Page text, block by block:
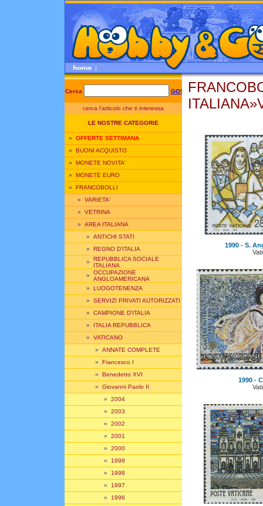
Cerca GO!
cerca l'articolo che ti interessa
LE NOSTRE CATEGORIE
» OFFERTE SETTIMANA
» BUONI ACQUISTO
» MONETE NOVITA'
» MONETE EURO
» FRANCOBOLLI
» VARIETA'
» VETRINA
» AREA ITALIANA
» ANTICHI STATI
» REGNO D'ITALIA
» REPUBBLICA SOCIALE
ITALIANA
» OCCUPAZIONE
ANGLOAMERICANA
» LUOGOTENENZA
» SERVIZI PRIVATI AUTORIZZATI
» CAMPIONE D'ITALIA
» ITALIA REPUBBLICA
» VATICANO
» ANNATE COMPLETE
» Francesco I
» Benedetto XVI
» Giovanni Paolo II
» 2004
» 2003
» 2002
» 2001
» 2000
» 1999
» 1998
» 1997
» 1996
1990 - S.
1990 -